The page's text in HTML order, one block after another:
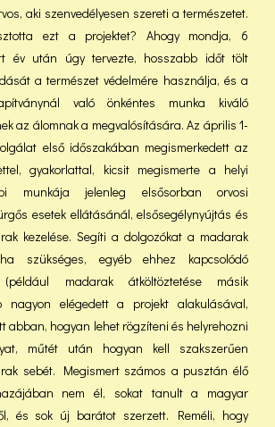
aki szenvedélyesen szereti a természetet.
ezt a projektet? Ahogy mondja, 6
év után úgy tervezte, hosszabb időt tölt
a természet védelmére használja, és a
való önkéntes munka kiváló
az álomnak a megvalósítására. Az április 1-
első időszakában megismerkedett az
gyakorlattal, kicsit megismerte a helyi
munkája jelenleg elsősorban orvosi
esetek ellátásánál, elsősegélynyújtás és
kezelése. Segíti a dolgozókat a madarak
szükséges, egyéb ehhez kapcsolódó
(például madarak átköltöztetése másik
nagyon elégedett a projekt alakulásával,
abban, hogyan lehet rögzíteni és helyrehozni
műtét után hogyan kell szakszerűen
sebét. Megismert számos a pusztán élő
nem él, sokat tanult a magyar
és sok új barátot szerzett. Reméli, hogy